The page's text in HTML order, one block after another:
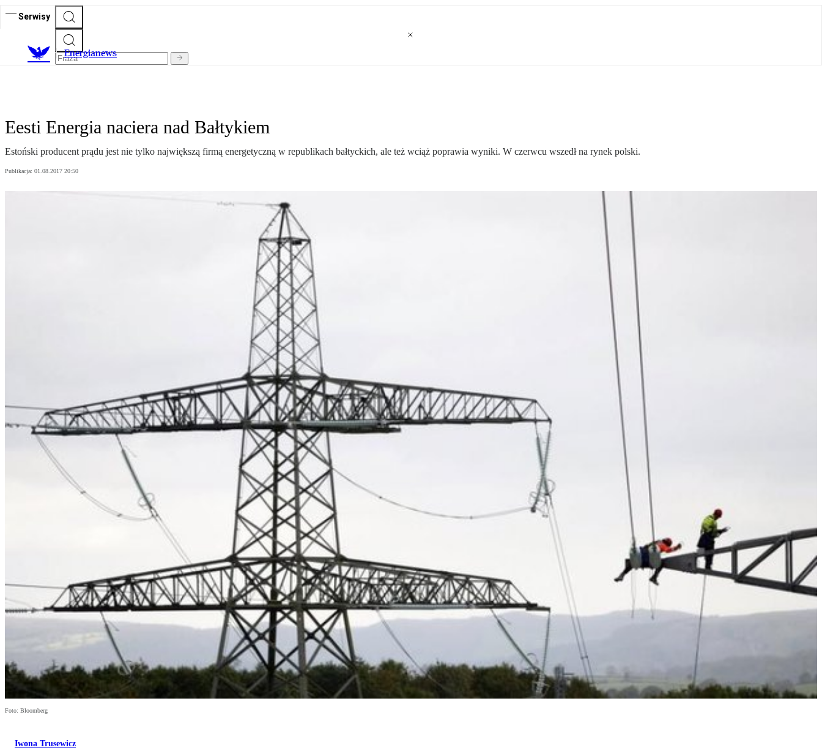
Serwisy
Energianews
Eesti Energia naciera nad Bałtykiem
Estoński producent prądu jest nie tylko największą firmą energetyczną w republikach bałtyckich, ale też wciąż poprawia wyniki. W czerwcu wszedł na rynek polski.
Publikacja: 01.08.2017 20:50
Foto: Bloomberg
Iwona Trusewicz